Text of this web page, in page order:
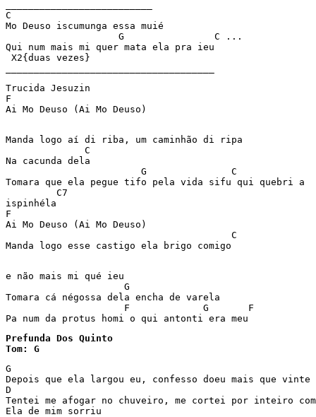
C
Mo Deuso iscumunga essa muié
                    G                C ...
Qui num mais mi quer mata ela pra ieu
X2{duas vezes}
Trucida Jesuzin
F
Ai Mo Deuso (Ai Mo Deuso)
Manda logo aí di riba, um caminhão di ripa
              C
Na cacunda dela
                        G               C
Tomara que ela pegue tifo pela vida sifu qui quebri a
         C7
ispinhéla
F
Ai Mo Deuso (Ai Mo Deuso)
                                        C
Manda logo esse castigo ela brigo comigo
e não mais mi qué ieu
                     G
Tomara cá négossa dela encha de varela
                     F             G       F
Prefunda Dos Quinto
Tom: G
G
Depois que ela largou eu, confesso doeu mais que
D
Tentei me afogar no chuveiro, me cortei por inteiro
Ela de mim sorriu